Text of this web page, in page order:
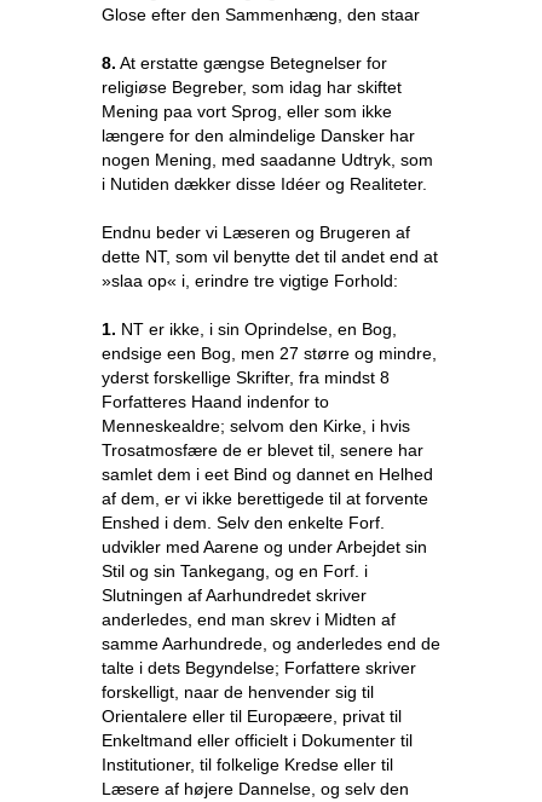
Glose efter den Sammenhæng, den staar
8. At erstatte gængse Betegnelser for
religiøse Begreber, som idag har skiftet
Mening paa vort Sprog, eller som ikke
længere for den almindelige Dansker har
nogen Mening, med saadanne Udtryk, som
i Nutiden dækker disse Idéer og Realiteter.
Endnu beder vi Læseren og Brugeren af
dette NT, som vil benytte det til andet end at
»slaa op« i, erindre tre vigtige Forhold:
1. NT er ikke, i sin Oprindelse, en Bog,
endsige een Bog, men 27 større og mindre,
yderst forskellige Skrifter, fra mindst 8
Forfatteres Haand indenfor to
Menneskealdre; selvom den Kirke, i hvis
Trosatmosfære de er blevet til, senere har
samlet dem i eet Bind og dannet en Helhed
af dem, er vi ikke berettigede til at forvente
Enshed i dem. Selv den enkelte Forf.
udvikler med Aarene og under Arbejdet sin
Stil og sin Tankegang, og en Forf. i
Slutningen af Aarhundredet skriver
anderledes, end man skrev i Midten af
samme Aarhundrede, og anderledes end de
talte i dets Begyndelse; Forfattere skriver
forskelligt, naar de henvender sig til
Orientalere eller til Europæere, privat til
Enkeltmand eller officielt i Dokumenter til
Institutioner, til folkelige Kredse eller til
Læsere af højere Dannelse, og selv den